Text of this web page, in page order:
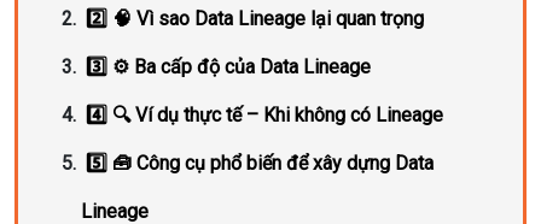
2️⃣ 🧠 Vì sao Data Lineage lại quan trọng
3️⃣ ⚙️ Ba cấp độ của Data Lineage
4️⃣ 🔍 Ví dụ thực tế – Khi không có Lineage
5️⃣ 🧰 Công cụ phổ biến để xây dựng Data
Lineage